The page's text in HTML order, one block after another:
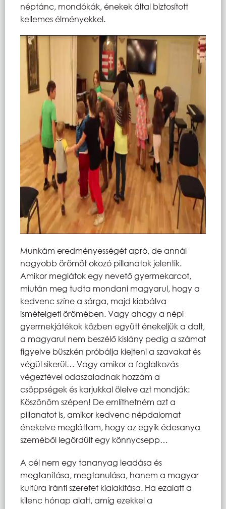
néptánc, mondókák, énekek által biztosított
kellemes élményekkel.
Munkám eredményességét apró, de annál
nagyobb örömöt okozó pillanatok jelentik.
Amikor meglátok egy nevető gyermekarcot,
miután meg tudta mondani magyarul, hogy a
kedvenc színe a sárga, majd kiabálva
ismételgeti örömében. Vagy ahogy a népi
gyermekjátékok közben együtt énekeljük a dalt,
a magyarul nem beszélő kislány pedig a számat
figyelve büszkén próbálja kiejteni a szavakat és
végül sikerül… Vagy amikor a foglalkozás
végeztével odaszaladnak hozzám a
csöppségek és karjukkal ölelve azt mondják:
Köszönöm szépen! De említhetném azt a
pillanatot is, amikor kedvenc népdalomat
énekelve megláttam, hogy az egyik édesanya
szeméből legördült egy könnycsepp…
A cél nem egy tananyag leadása és
megtanítása, megtanulása, hanem a magyar
kultúra iránti szeretet kialakítása. Ha ezalatt a
kilenc hónap alatt, amíg ezekkel a